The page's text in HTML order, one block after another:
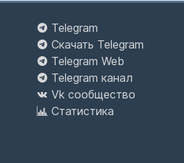
Telegram
Скачать Telegram
Telegram Web
Telegram канал
Vk сообщество
Статистика